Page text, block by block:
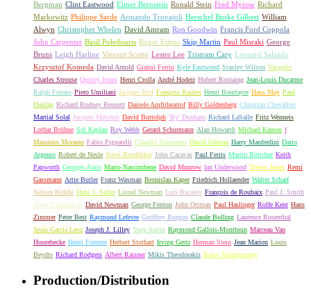
Bergman Clint Eastwood Elmer Bernstein Ronald Stein Fred Myrow Richard
Markowitz Philippe Sarde Armando Trovajoli Herschel Burke Gilbert William
Alwyn Christopher Whelen David Amram Ron Goodwin Francis Ford Coppola
John Carpenter Basil Poledouris Roger Edens Skip Martin Paul Misraki George
Bruns Leigh Harline Vincent Scotto Lester Lee Tristram Cary Leonard Salzedo
Krzysztof Komeda David Arnold Gianni Ferrio Kyle Eastwood Stanley Wilson Vangelis
Charles Strouse Quincy Jones Henri Crolla André Hodeir Hubert Rostaing Jean-Louis Ducarme
Ralph Ferraro Piero Umiliani Jacques Brel François Rauber Henri Bourtayre Hans May Paul
Dunlap Richard Rodney Bennett Daniele Amfitheatrof Billy Goldenberg Christian Chevallier
Martial Solal Jacques Métehen David Buttolph 'By' Dunham Richard LaSalle Fritz Wenneis
Lothar Brühne Sol Kaplan Roy Webb Gerard Schurmann Alan Howarth Michael Kamen f
Massimo Morante Fabio Pignatelli Claudio Simonetti David Gibson Harry Manfredini Dario
Argento Robert de Nesle Steve Boeddeker John Cacavas Paul Ferris Martin Böttcher Keith
Papworth Georges Auric Mario Nascimbene David Munrow Ian Underwood Trevor Jones Remi
Gassmann Artie Butler Franz Waxman Bronislau Kaper Friedrich Hollaender Walter Scharf
Nelson Riddle Hans J. Salter Lionel Newman Luis Bacalov François de Roubaix Paul J. Smith
Harry Connick Jr. David Newman George Fenton John Ottman Paul Haslinger Rolfe Kent Hans
Zimmer Peter Best Raymond Lefevre Geoffrey Burgon Claude Bolling Laurence Rosenthal
Jesús García Leoz Joseph J. Lilley Tony Aubin Raymond Gallois-Montbrun Marceau Van
Hoorebecke Henri Forterre Herbert Stothart Irving Gertz Herman Stein Jean Marion Louis
Beydts Richard Rodgers Albert Raisner Mikis Theodorakis Bruce Montgomery
Production/Distribution